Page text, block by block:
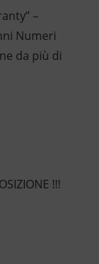
–
Numeri
da più di
!!!